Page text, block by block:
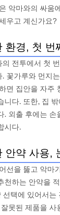
악마와의 싸움
우고 계신가요?
환경, 첫 번
전투에서 첫
꽃가루와 먼지
면 집안을 자주
니다. 또한, 집
. 외출 후에는 손
시다.
안약 사용,
선을 뚫고 악마
천하는 안약을
선택에 있어서는
못된 제품을 사